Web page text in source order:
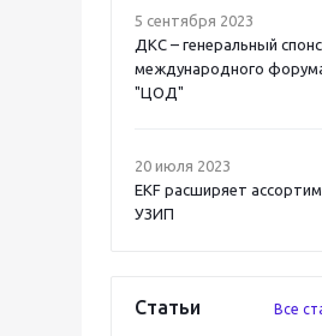
5 сентября 2023
ДКС – генеральный
международного
"ЦОД"
20 июля 2023
EKF расширяет
УЗИП
Статьи Все